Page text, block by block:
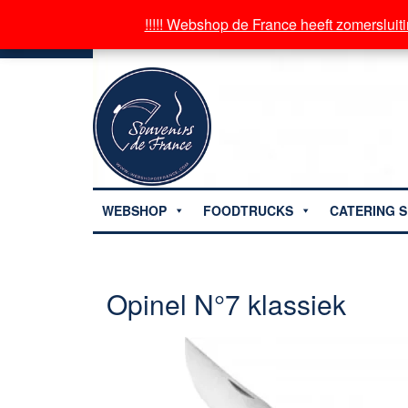
WEBSHOP FOODTRUCKS CATERING
Opinel N°7 klassiek
!!!!! Webshop de France heeft
!!!!! Webshop de France heeft